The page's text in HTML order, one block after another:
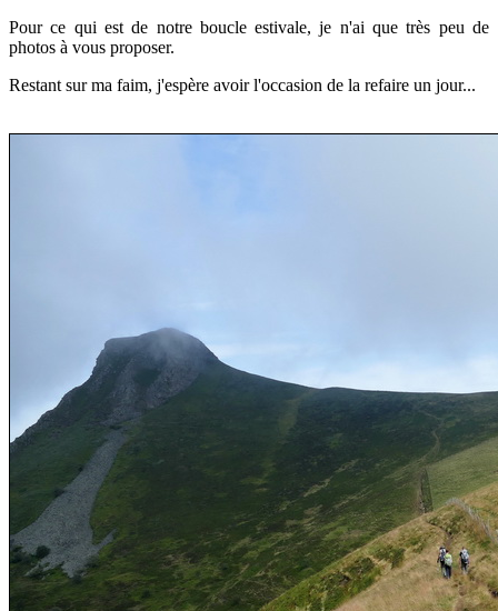
Pour ce qui est de notre boucle estivale, je n'ai que très peu de
photos à vous proposer.
Restant sur ma faim, j'espère avoir l'occasion de la refaire un jour...